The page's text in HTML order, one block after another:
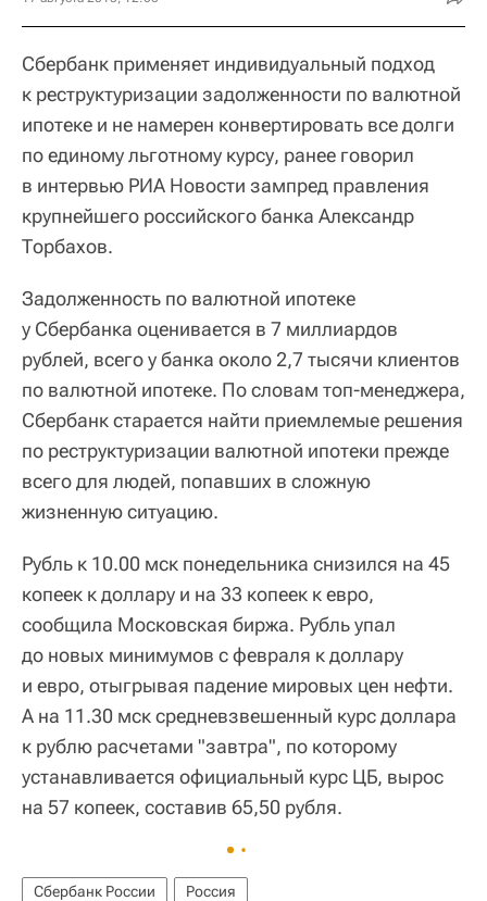
Сбербанк применяет индивидуальный подход
к реструктуризации задолженности по валютной
ипотеке и не намерен конвертировать все долги
по единому льготному курсу, ранее говорил
в интервью РИА Новости зампред правления
крупнейшего российского банка Александр
Торбахов.
Задолженность по валютной ипотеке
у Сбербанка оценивается в 7 миллиардов
рублей, всего у банка около 2,7 тысячи клиентов
по валютной ипотеке. По словам топ-менеджера,
Сбербанк старается найти приемлемые решения
по реструктуризации валютной ипотеки прежде
всего для людей, попавших в сложную
жизненную ситуацию.
Рубль к 10.00 мск понедельника снизился на 45
копеек к доллару и на 33 копеек к евро,
сообщила Московская биржа. Рубль упал
до новых минимумов с февраля к доллару
и евро, отыгрывая падение мировых цен нефти.
А на 11.30 мск средневзвешенный курс доллара
к рублю расчетами "завтра", по которому
устанавливается официальный курс ЦБ, вырос
на 57 копеек, составив 65,50 рубля.
Сбербанк России Россия